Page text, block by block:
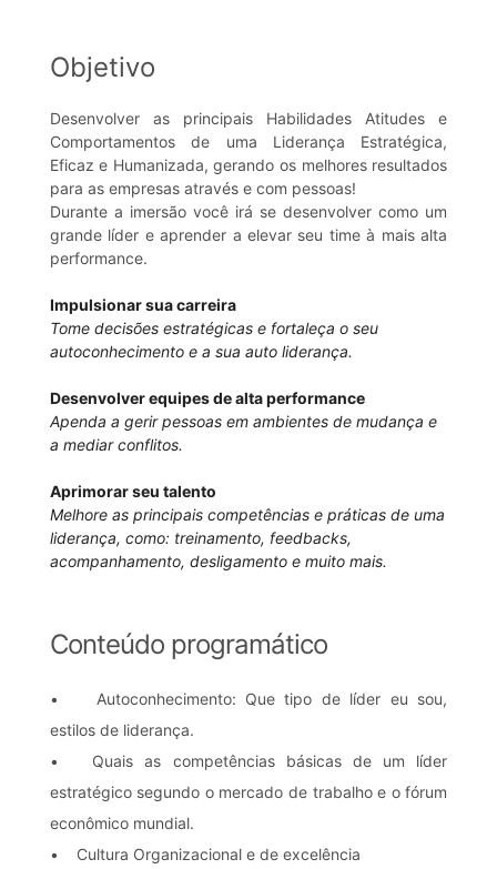
Objetivo
Desenvolver as principais Habilidades Atitudes e
Comportamentos de uma Liderança Estratégica,
Eficaz e Humanizada, gerando os melhores resultados
para as empresas através e com pessoas!
Durante a imersão você irá se desenvolver como um
grande líder e aprender a elevar seu time à mais alta
performance.
Impulsionar sua carreira
Tome decisões estratégicas e fortaleça o seu
autoconhecimento e a sua auto liderança.
Desenvolver equipes de alta performance
Apenda a gerir pessoas em ambientes de mudança e
a mediar conflitos.
Aprimorar seu talento
Melhore as principais competências e práticas de uma
liderança, como: treinamento, feedbacks,
acompanhamento, desligamento e muito mais.
Conteúdo programático
• Autoconhecimento: Que tipo de líder eu sou,
estilos de liderança.
• Quais as competências básicas de um líder
estratégico segundo o mercado de trabalho e o fórum
econômico mundial.
• Cultura Organizacional e de excelência